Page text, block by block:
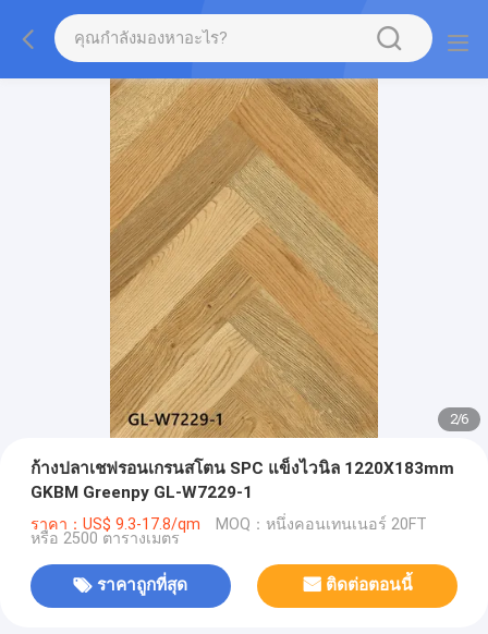
2/6
ก้างปลาเชฟรอนเกรนสโตน SPC แข็งไวนิล 1220X183mm
GKBM Greenpy GL-W7229-1
ราคา：US$ 9.3-17.8/qm MOQ：หนึ่งคอนเทนเนอร์ 20FT
หรือ 2500 ตารางเมตร
ราคาถูกที่สุด ติดต่อตอนนี้